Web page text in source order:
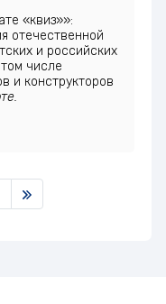
«квиз»»:
отечественной
и российских
числе
и конструкторов